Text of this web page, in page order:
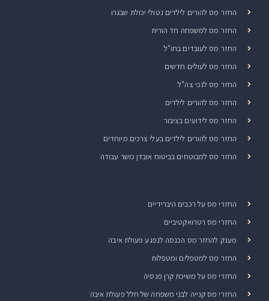
החזר מס להורים לילדים נטולי יכולת שבגרו
החזר מס למשפחה חד הורית
החזר מס לעובדים בחו"ל
החזר מס לעולים חדשים
החזר מס לנכי צה"ל
החזר מס להורים לילדים
החזר מס לידועים בציבור
החזר מס להורים לילדים בעלי צרכים מיוחדים
החזר מס למבוטחים בביטוח אובדן כושר עבודה
החזרי מס על רכבים היברידיים
החזרי מס רטרואקטיביים
מענק להחזר מס הכנסה לנפגע פעולת איבה
החזר מס למטפלים ומטפלות
החזרי מס על משיכת קרן פנסיה
החזרי מס קנייה לבני משפחה של חלל פעולת איבה